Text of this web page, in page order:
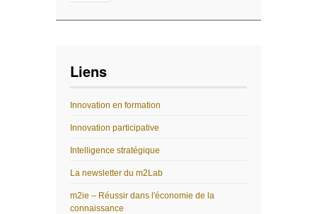
Liens
Innovation en formation
Innovation participative
Intelligence stratégique
La newsletter du m2Lab
m2ie – Réussir dans l'économie de la
connaissance